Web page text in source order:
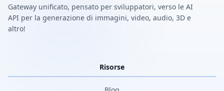
Gateway unificato, pensato per sviluppatori, verso le AI
API per la generazione di immagini, video, audio, 3D e
altro!
Risorse